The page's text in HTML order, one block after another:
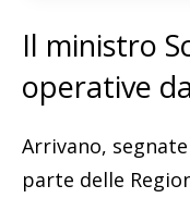
Il ministro
operative
Arrivano,
parte delle